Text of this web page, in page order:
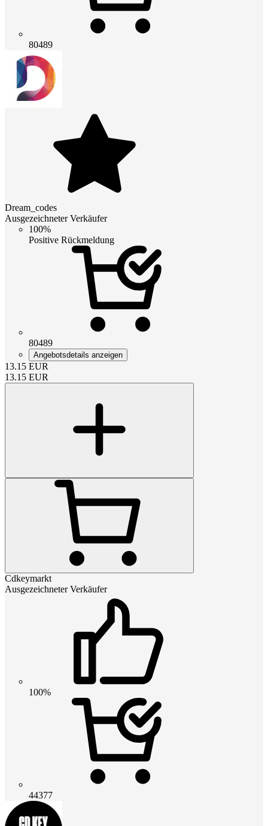
80489
Dream_codes
Ausgezeichneter Verkäufer
100%
Positive Rückmeldung
80489
Angebotsdetails anzeigen
13.15 EUR
13.15 EUR
Cdkeymarkt
Ausgezeichneter Verkäufer
100%
44377